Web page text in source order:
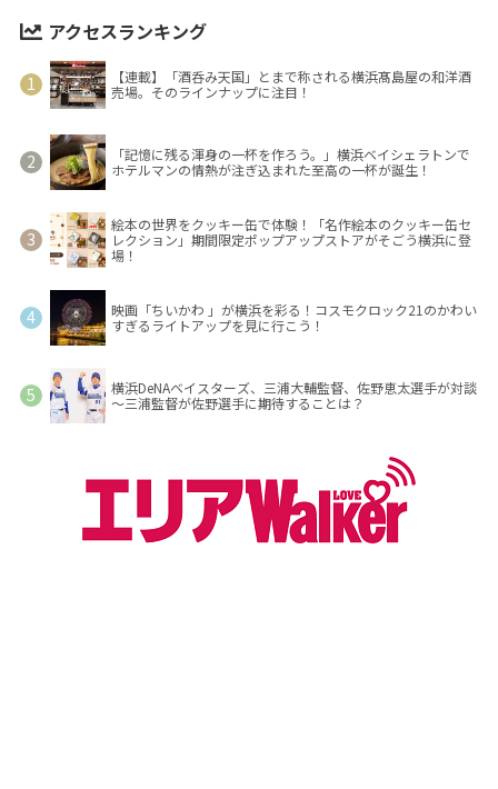
アクセスランキング
【連載】「酒呑み天国」とまで称される横浜髙島屋の和洋酒
売場。そのラインナップに注目！
「記憶に残る渾身の一杯を作ろう。」横浜ベイシェラトンで
ホテルマンの情熱が注ぎ込まれた至高の一杯が誕生！
絵本の世界をクッキー缶で体験！「名作絵本のクッキー缶セ
レクション」期間限定ポップアップストアがそごう横浜に登
場！
映画「ちいかわ 」が横浜を彩る！コスモクロック21のかわい
すぎるライトアップを見に行こう！
横浜DeNAベイスターズ、三浦大輔監督、佐野恵太選手が対談
～三浦監督が佐野選手に期待することは？